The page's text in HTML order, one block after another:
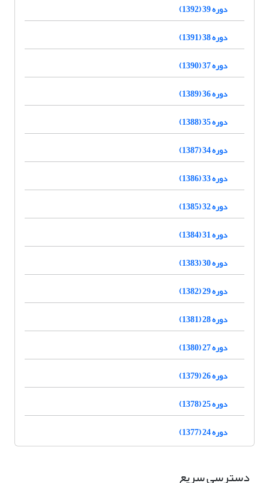
دوره 39 (1392)
دوره 38 (1391)
دوره 37 (1390)
دوره 36 (1389)
دوره 35 (1388)
دوره 34 (1387)
دوره 33 (1386)
دوره 32 (1385)
دوره 31 (1384)
دوره 30 (1383)
دوره 29 (1382)
دوره 28 (1381)
دوره 27 (1380)
دوره 26 (1379)
دوره 25 (1378)
دوره 24 (1377)
دسترسی سریع